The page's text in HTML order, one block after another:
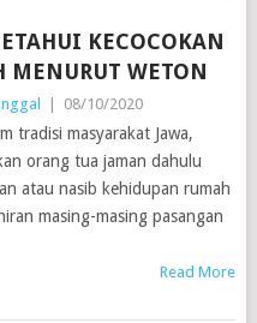
KECOCOKAN
MENURUT WETON
| 08/10/2020
masyarakat Jawa,
orang tua jaman dahulu
atau nasib kehidupan rumah
masing-masing pasangan
Read More